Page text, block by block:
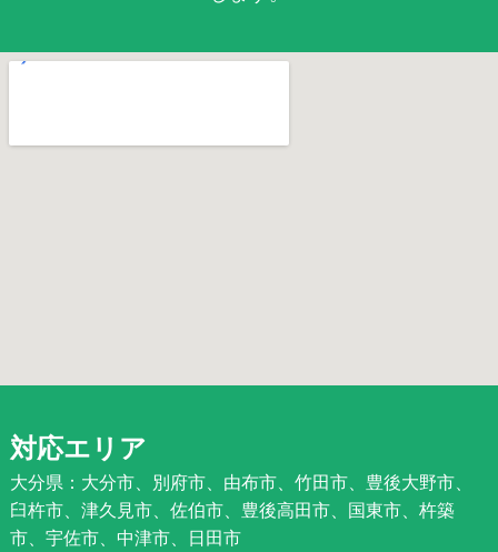
対応エリア
大分県：大分市、別府市、由布市、竹田市、豊後大野市、
臼杵市、津久見市、佐伯市、豊後高田市、国東市、杵築
市、宇佐市、中津市、日田市